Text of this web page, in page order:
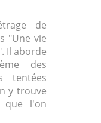
de
"Une vie
Il aborde
des
tentées
y trouve
que l'on